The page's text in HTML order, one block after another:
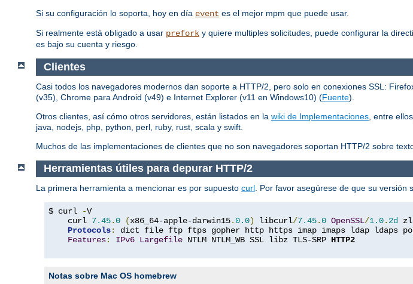
Si su configuración lo soporta, hoy en día event es el mejor mpm que puede usar.
Si realmente está obligado a usar prefork y quiere multiples solicitudes, puede configurar la
es bajo su cuenta y riesgo.
Clientes
Casi todos los navegadores modernos dan soporte a HTTP/2, pero solo en conexiones SSL:
(v35), Chrome para Android (v49) e Internet Explorer (v11 en Windows10) (Fuente).
Otros clientes, así cómo otros servidores, están listados en la wiki de Implementaciones , entre
java, nodejs, php, python, perl, ruby, rust, scala y swift.
Muchos de las implementaciones de clientes que no son navegadores soportan HTTP/2 sobre
Herramientas útiles para depurar HTTP/2
La primera herramienta a mencionar es por supuesto curl . Por favor asegúrese de que su
$ curl -V
    curl
7.45.0 (x86_64-apple-darwin15.0.0) libcurl/7.45.0 OpenSSL/1.0. 2d
Protocols: dict file ftp ftps gopher http https imap imaps ldap ldaps
Features: IPv6 Largefile NTLM NTLM_WB SSL libz TLS-SRP HTTP2
Notas sobre Mac OS homebrew